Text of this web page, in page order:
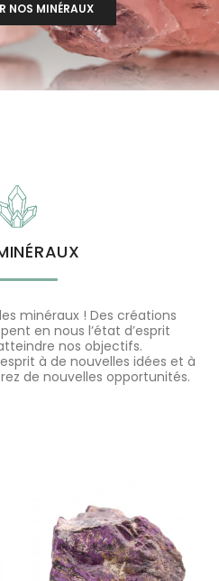
NOS MINÉRAUX
minéraux ! Des créations
en nous l’état d’esprit
nos objectifs.
à de nouvelles idées et à
de nouvelles opportunités.